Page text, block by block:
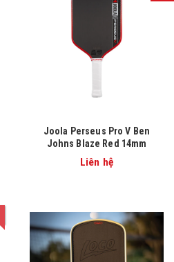
Joola Perseus Pro V Ben
Johns Blaze Red 14mm
Liên hệ